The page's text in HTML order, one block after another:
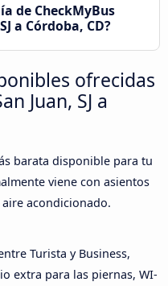
de CheckMyBus
a Córdoba, CD?
ofrecidas
Juan, SJ a
barata disponible para tu
viene con asientos
acondicionado.
Turista y Business,
extra para las piernas, WI-